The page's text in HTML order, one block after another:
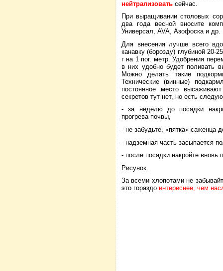
нейтрализовать сейчас.
При выращивании столовых
два года весной вносите
Универсал, AVA, Азофоска и др.
Для внесения лучше всего
канавку (борозду) глубиной 20-
г на 1 пог. метр. Удобрения
в них удобно будет поливать
Можно делать такие
Технические (винные)
постоянное место
секретов тут нет, но есть
- за неделю до посадки
прогрева почвы,
- не забудьте, «пятка» саженца
- надземная часть засыпается
- после посадки накройте вновь
Рисунок.
За всеми хлопотами не
это гораздо интереснее, чем